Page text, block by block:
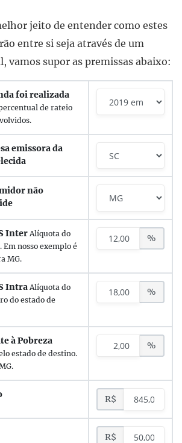
jeito de entender como estes
entre si seja através de um
vamos supor as premissas abaixo:
foi realizada
de rateio
emissora da
não
InterAlíquota do
nosso exemplo é
MG.
%
Intra Alíquota do
do estado de
%
à Pobreza
estado de destino.
.
%
R$
R$